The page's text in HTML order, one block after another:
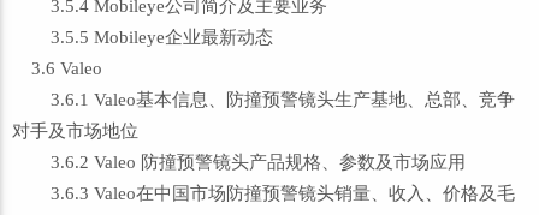
3.5.4 Mobileye公司简介及主要业务
3.5.5 Mobileye企业最新动态
3.6 Valeo
3.6.1 Valeo基本信息、防撞预警镜头生产基地、总部、竞争
对手及市场地位
3.6.2 Valeo 防撞预警镜头产品规格、参数及市场应用
3.6.3 Valeo在中国市场防撞预警镜头销量、收入、价格及毛